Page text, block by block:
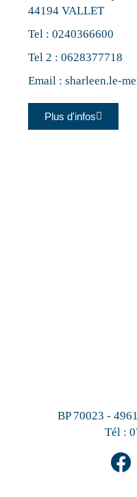
44194 VALLET
Tel :0240366600
Tel 2 :0628377718
Email :sharleen.le-
Plus d'infos
BP 70023 -
Tél :